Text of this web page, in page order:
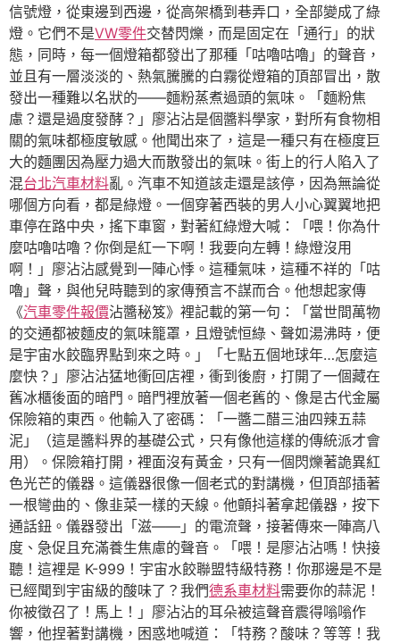
信號燈，從東邊到西邊，從高架橋到巷弄口，全部變成了綠
燈。它們不是VW零件交替閃爍，而是固定在「通行」的狀
態，同時，每一個燈箱都發出了那種「咕嚕咕嚕」的聲音，
並且有一層淡淡的、熱氣騰騰的白霧從燈箱的頂部冒出，散
發出一種難以名狀的——麵粉蒸煮過頭的氣味。「麵粉焦
慮？還是過度發酵？」廖沾沾是個醬料學家，對所有食物相
關的氣味都極度敏感。他聞出來了，這是一種只有在極度巨
大的麵團因為壓力過大而散發出的氣味。街上的行人陷入了
混台北汽車材料亂。汽車不知道該走還是該停，因為無論從
哪個方向看，都是綠燈。一個穿著西裝的男人小心翼翼地把
車停在路中央，搖下車窗，對著紅綠燈大喊：「喂！你為什
麼咕嚕咕嚕？你倒是紅一下啊！我要向左轉！綠燈沒用
啊！」廖沾沾感覺到一陣心悸。這種氣味，這種不祥的「咕
嚕」聲，與他兒時聽到的家傳預言不謀而合。他想起家傳
《汽車零件報價沾醬秘笈》裡記載的第一句：「當世間萬物
的交通都被麵皮的氣味籠罩，且燈號恒綠、聲如湯沸時，便
是宇宙水餃臨界點到來之時。」「七點五個地球年…怎麼這
麼快？」廖沾沾猛地衝回店裡，衝到後廚，打開了一個藏在
舊冰櫃後面的暗門。暗門裡放著一個老舊的、像是古代金屬
保險箱的東西。他輸入了密碼：「一醬二醋三油四辣五蒜
泥」（這是醬料界的基礎公式，只有像他這樣的傳統派才會
用）。保險箱打開，裡面沒有黃金，只有一個閃爍著詭異紅
色光芒的儀器。這儀器很像一個老式的對講機，但頂部插著
一根彎曲的、像韭菜一樣的天線。他顫抖著拿起儀器，按下
通話鈕。儀器發出「滋——」的電流聲，接著傳來一陣高八
度、急促且充滿養生焦慮的聲音。「喂！是廖沾沾嗎！快接
聽！這裡是 K-999！宇宙水餃聯盟特級特務！你那邊是不是
已經聞到宇宙級的酸味了？我們德系車材料需要你的蒜泥！
你被徵召了！馬上！」廖沾沾的耳朵被這聲音震得嗡嗡作
響，他捏著對講機，困惑地喊道：「特務？酸味？等等！我